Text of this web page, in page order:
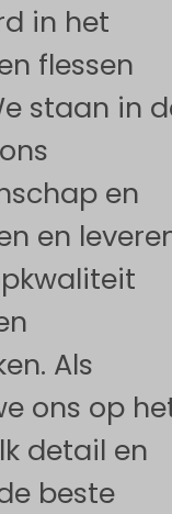
in het
flessen
staan in
en
en
Als
ons op
detail en
beste